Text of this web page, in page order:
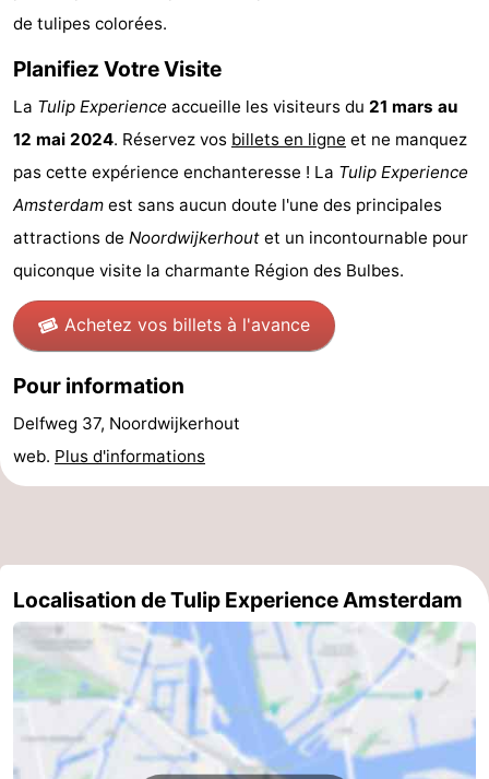
et
Boissons
Shopping
-
Grands
Faire
vélo
Spécial
Canaux
Coffeeshops
Capitale
homosexuelle
Quartier
Ville
de
diamant
Places
dans
centre
Parcs
jardins
de
Environs
de tulipes colorées.
Planifiez Votre Visite
La Tulip Experience accueille les visiteurs du 21 mars au
12 mai 2024. Réservez vos billets en ligne et ne manquez
pas cette expérience enchanteresse ! La Tulip Experience
Amsterdam est sans aucun doute l'une des principales
attractions de Noordwijkerhout et un incontournable pour
quiconque visite la charmante Région des Bulbes.
Achetez vos billets à l'avance
Pour information
Delfweg 37, Noordwijkerhout
web. Plus d'informations
Localisation de Tulip Experience Amsterdam